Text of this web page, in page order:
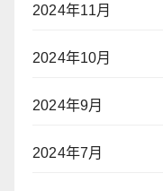
2024年11月
2024年10月
2024年9月
2024年7月